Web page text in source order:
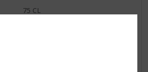
75 CL